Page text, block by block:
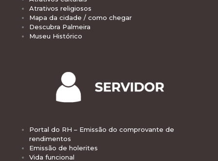
Atrativos religiosos
Mapa da cidade / como chegar
Descubra Palmeira
Museu Histórico
Portal do RH – Emissão do comprovante de
rendimentos
Emissão de holerites
Vida funcional